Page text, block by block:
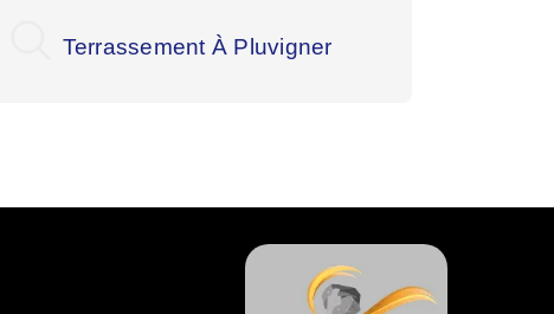
Terrassement À Pluvigner